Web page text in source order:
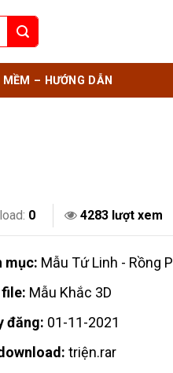
MỀM – HƯỚNG DẪN
0 4283 lượt xem
mục: Mẫu Tứ Linh - Rồng
Mẫu Khắc 3D
đăng: 01-11-2021
triện.rar